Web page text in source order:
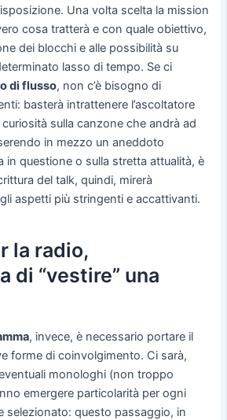
Una volta scelta la mission
cosa tratterà e con quale obiettivo,
dei blocchi e alle possibilità su
lasso di tempo. Se ci
di flusso, non c’è bisogno di
basterà intrattenere l’ascoltatore
sulla canzone che andrà ad
in mezzo un aneddoto
in questione o sulla stretta attualità, è
del talk, quindi, mirerà
aspetti più stringenti e accattivanti.
la radio,
di “vestire” una
, invece, è necessario portare il
forme di coinvolgimento. Ci sarà,
monologhi (non troppo
emergere particolarità per ogni
selezionato: questo passaggio, in